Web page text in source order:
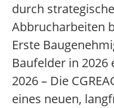
durch
Abbrucharbeiten
Erste
Baufelder in 2026
2026 – Die
eines neuen,